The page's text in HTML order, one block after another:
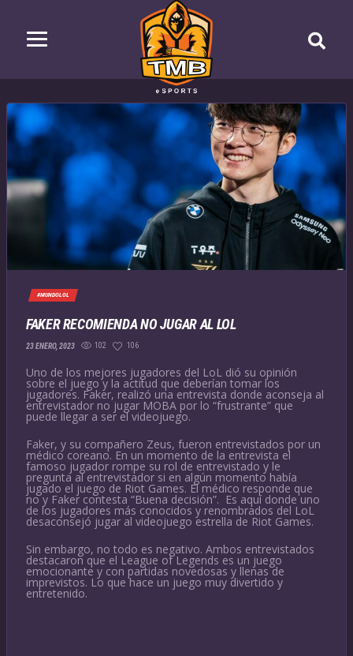
#MUNDOLOL
FAKER RECOMIENDA NO JUGAR AL LOL
23 ENERO, 2023 102 106
Uno de los mejores jugadores del LoL dió su opinión
sobre el juego y la actitud que deberían tomar los
jugadores. Faker, realizó una entrevista donde aconseja al
entrevistador no jugar MOBA por lo “frustrante” que
puede llegar a ser el videojuego.
Faker, y su compañero Zeus, fueron entrevistados por un
médico coreano. En un momento de la entrevista el
famoso jugador rompe su rol de entrevistado y le
pregunta al entrevistador si en algún momento había
jugado el juego de Riot Games. El médico responde que
no y Faker contesta “Buena decisión”. Es aquí donde uno
de los jugadores más conocidos y renombrados del LoL
desaconsejó jugar al videojuego estrella de Riot Games.
Sin embargo, no todo es negativo. Ambos entrevistados
destacaron que el League of Legends es un juego
emocionante y con partidas novedosas y llenas de
imprevistos. Lo que hace un juego muy divertido y
entretenido.